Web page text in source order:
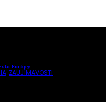
Európy
ZAUJÍMAVOSTI